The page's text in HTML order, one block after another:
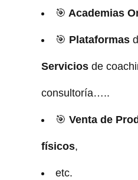
🎯 Academias
🎯 Plataformas
Servicios de
consultoría…..
🎯 Venta de
físicos,
etc.